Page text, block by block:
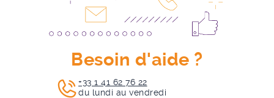
Besoin d'aide ?
+33 1 41 62 76 22
du lundi au vendredi